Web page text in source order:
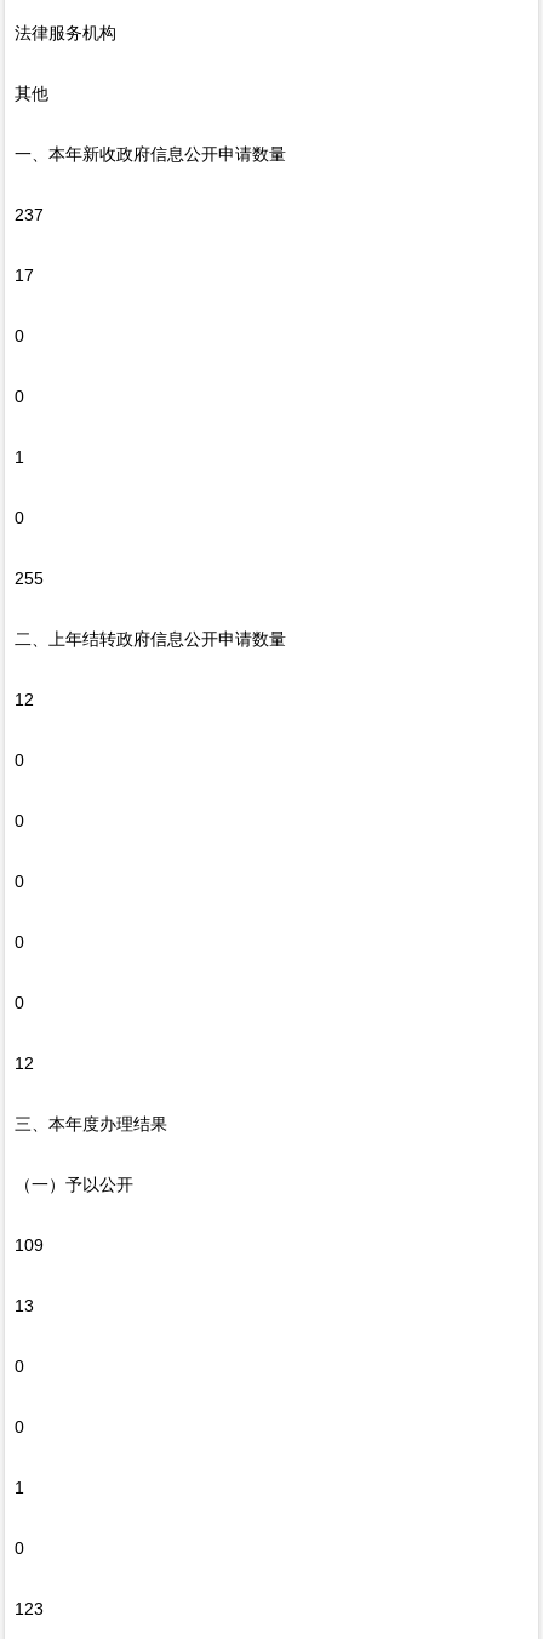
法律服务机构
其他
一、本年新收政府信息公开申请数量
237
17
0
0
1
0
255
二、上年结转政府信息公开申请数量
12
0
0
0
0
0
12
三、本年度办理结果
（一）予以公开
109
13
0
0
1
0
123